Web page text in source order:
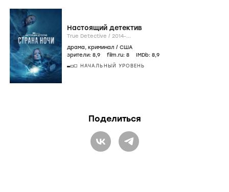
Настоящий детектив
True Detective / 2014-...
драма, криминал / США
зрители: 8,9 film.ru: 8 IMDb: 8,9
НАЧАЛЬНЫЙ УРОВЕНЬ
Поделиться